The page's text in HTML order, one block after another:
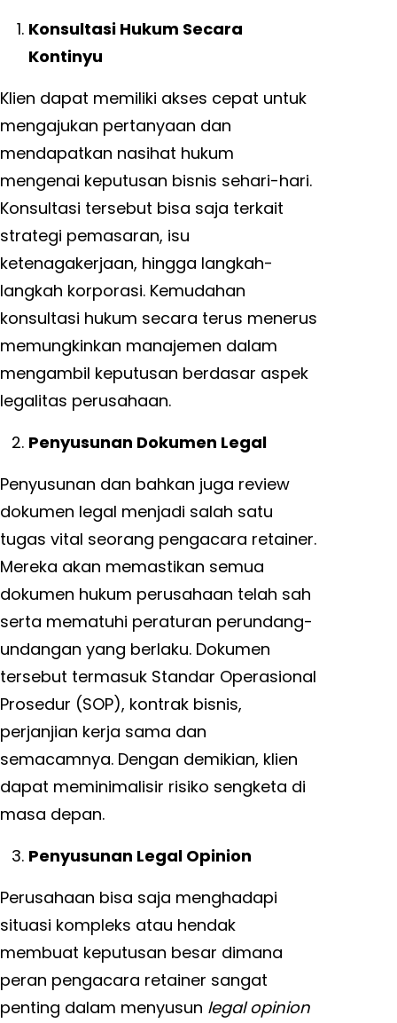
Konsultasi Hukum Secara
Kontinyu
Klien dapat memiliki akses cepat untuk
mengajukan pertanyaan dan
mendapatkan nasihat hukum
mengenai keputusan bisnis sehari-hari.
Konsultasi tersebut bisa saja terkait
strategi pemasaran, isu
ketenagakerjaan, hingga langkah-
langkah korporasi. Kemudahan
konsultasi hukum secara terus menerus
memungkinkan manajemen dalam
mengambil keputusan berdasar aspek
legalitas perusahaan.
Penyusunan Dokumen Legal
Penyusunan dan bahkan juga review
dokumen legal menjadi salah satu
tugas vital seorang pengacara retainer.
Mereka akan memastikan semua
dokumen hukum perusahaan telah sah
serta mematuhi peraturan perundang-
undangan yang berlaku. Dokumen
tersebut termasuk Standar Operasional
Prosedur (SOP), kontrak bisnis,
perjanjian kerja sama dan
semacamnya. Dengan demikian, klien
dapat meminimalisir risiko sengketa di
masa depan.
Penyusunan Legal Opinion
Perusahaan bisa saja menghadapi
situasi kompleks atau hendak
membuat keputusan besar dimana
peran pengacara retainer sangat
penting dalam menyusun legal opinion